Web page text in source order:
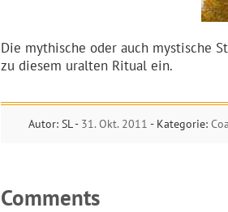
Die mythische oder auch mystische
zu diesem uralten Ritual ein.
Autor: SL - 31. Okt. 2011 - Kategorie:
Comments